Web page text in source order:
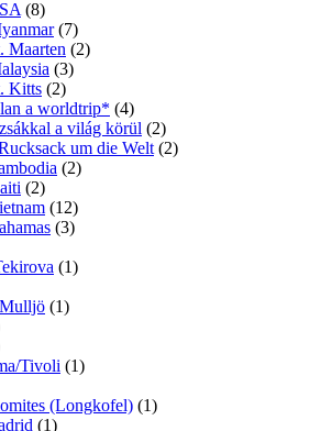
(8)
(7)
Maarten (2)
(3)
Kitts (2)
a worldtrip* (4)
a világ körül (2)
um die Welt (2)
(2)
(2)
(12)
(3)
(1)
(1)
Tivoli (1)
(Longkofel) (1)
(1)